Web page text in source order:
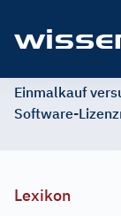
Einmalkauf
Software-
Lexikon